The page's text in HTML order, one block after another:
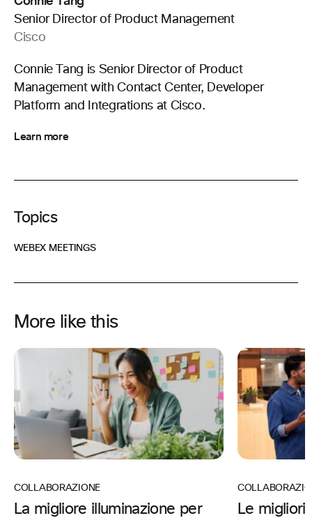
Senior Director of Product Management
Cisco
Connie Tang is Senior Director of Product
Management with Contact Center, Developer
Platform and Integrations at Cisco.
Learn more
Topics
WEBEX MEETINGS
More like this
COLLABORAZIONE
La migliore illuminazione per
Le migliori